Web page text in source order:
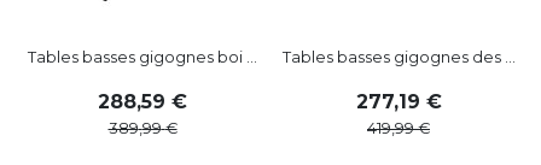
Tables basses gigognes boi ...
288,59
389,99
Tables basses gigognes des ...
277,19
419,99